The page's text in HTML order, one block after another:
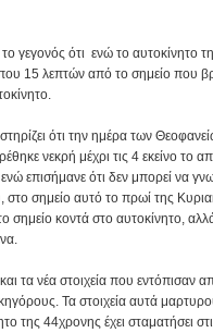
γεγονός ότι ενώ το αυτοκίνητο
15 λεπτών από το σημείο που
ότι την ημέρα των
νεκρή μέχρι τις 4 εκείνο το
επισήμανε ότι δεν μπορεί να
στο σημείο αυτό το πρωί της
σημείο κοντά στο αυτοκίνητο,
τα νέα στοιχεία που εντόπισαν
Τα στοιχεία αυτά
της 44χρονης έχει σταματήσει